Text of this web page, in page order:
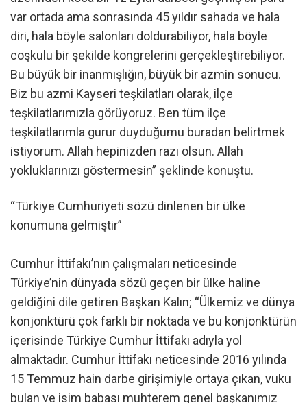
var ortada ama sonrasında 45 yıldır sahada ve hala
diri, hala böyle salonları doldurabiliyor, hala böyle
coşkulu bir şekilde kongrelerini gerçekleştirebiliyor.
Bu büyük bir inanmışlığın, büyük bir azmin sonucu.
Biz bu azmi Kayseri teşkilatları olarak, ilçe
teşkilatlarımızla görüyoruz. Ben tüm ilçe
teşkilatlarımla gurur duyduğumu buradan belirtmek
istiyorum. Allah hepinizden razı olsun. Allah
yokluklarınızı göstermesin” şeklinde konuştu.
“Türkiye Cumhuriyeti sözü dinlenen bir ülke
konumuna gelmiştir”
Cumhur İttifakı’nın çalışmaları neticesinde
Türkiye’nin dünyada sözü geçen bir ülke haline
geldiğini dile getiren Başkan Kalın; “Ülkemiz ve dünya
konjonktürü çok farklı bir noktada ve bu konjonktürün
içerisinde Türkiye Cumhur İttifakı adıyla yol
almaktadır. Cumhur İttifakı neticesinde 2016 yılında
15 Temmuz hain darbe girişimiyle ortaya çıkan, vuku
bulan ve isim babası muhterem genel başkanımız